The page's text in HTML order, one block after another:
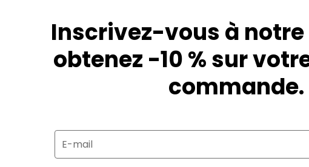
Inscrivez-vous à
obtenez -10 % sur
commande.
E-mail